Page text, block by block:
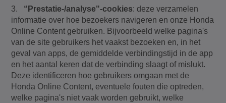
3. “Prestatie-/analyse"-cookies: deze verzamelen
informatie over hoe bezoekers navigeren en onze Honda
Online Content gebruiken. Bijvoorbeeld welke pagina's
van de site gebruikers het vaakst bezoeken en, in het
geval van apps, de gemiddelde verbindingstijd in de app
en het aantal keren dat de verbinding slaagt of mislukt.
Deze identificeren hoe gebruikers omgaan met de
Honda Online Content, eventuele fouten die optreden,
welke pagina's niet vaak worden gebruikt, welke